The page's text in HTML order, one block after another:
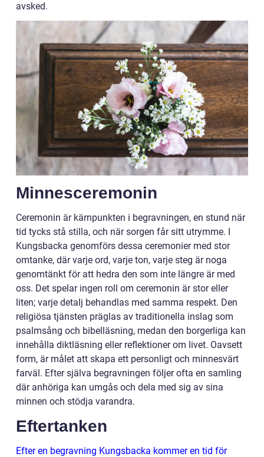
avsked.
Minnesceremonin
Ceremonin är kärnpunkten i begravningen, en stund när
tid tycks stå stilla, och när sorgen får sitt utrymme. I
Kungsbacka genomförs dessa ceremonier med stor
omtanke, där varje ord, varje ton, varje steg är noga
genomtänkt för att hedra den som inte längre är med
oss. Det spelar ingen roll om ceremonin är stor eller
liten; varje detalj behandlas med samma respekt. Den
religiösa tjänsten präglas av traditionella inslag som
psalmsång och bibelläsning, medan den borgerliga kan
innehålla diktläsning eller reflektioner om livet. Oavsett
form, är målet att skapa ett personligt och minnesvärt
farväl. Efter själva begravningen följer ofta en samling
där anhöriga kan umgås och dela med sig av sina
minnen och stödja varandra.
Eftertanken
Efter en begravning Kungsbacka kommer en tid för